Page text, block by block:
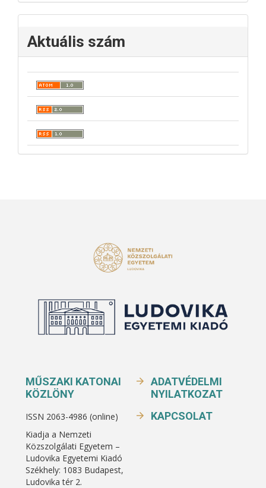
Aktuális szám
MŰSZAKI KATONAI
KÖZLÖNY
ISSN 2063-4986 (online)
Kiadja a Nemzeti
Közszolgálati Egyetem –
Ludovika Egyetemi Kiadó
Székhely: 1083 Budapest,
Ludovika tér 2.
ADATVÉDELMI
NYILATKOZAT
KAPCSOLAT